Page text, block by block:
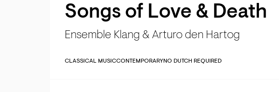
Songs of Love & Death
Ensemble Klang & Arturo den Hartog
CLASSICAL MUSICCONTEMPORARYNO DUTCH REQUIRED